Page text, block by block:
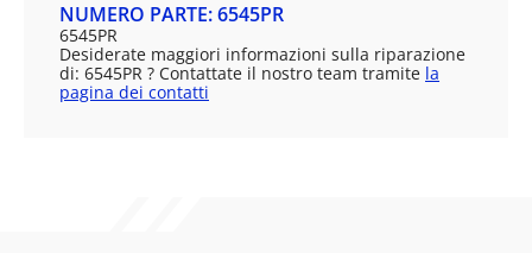
NUMERO PARTE: 6545PR
6545PR
Desiderate maggiori informazioni sulla riparazione
di: 6545PR ? Contattate il nostro team tramite la
pagina dei contatti